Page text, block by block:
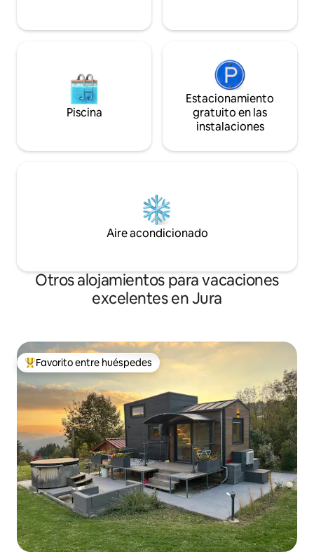
Piscina
Estacionamiento
gratuito en las
instalaciones
Aire acondicionado
Otros alojamientos para vacaciones
excelentes en Jura
Favorito entre huéspedes preferido
Favorito entre huéspedes